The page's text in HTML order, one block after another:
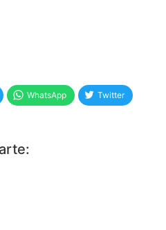
WhatsApp Twitter